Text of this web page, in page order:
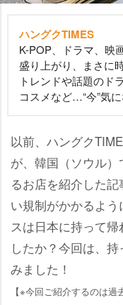
ハングクTIMES
K-POP、ドラマ、映
盛り上がり、まさに
トレンドや話題のド
コスメなど…“今”気
以前、ハングク
が、韓国（ソウル
るお店を紹介した
い規制がかかるよ
スは日本に持って
したか？今回は、
みました！
【※今回ご紹介するのは